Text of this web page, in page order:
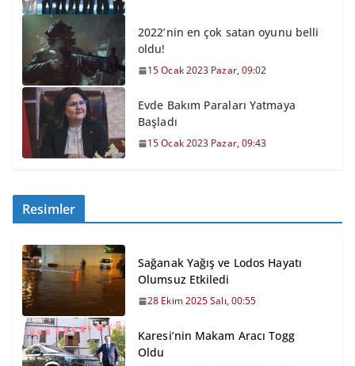
2022’nin en çok satan oyunu belli
oldu!
15 Ocak 2023 Pazar, 09:02
Evde Bakım Paraları Yatmaya
Başladı
15 Ocak 2023 Pazar, 09:43
Resimler
Sağanak Yağış ve Lodos Hayatı
Olumsuz Etkiledi
28 Ekim 2025 Salı, 00:55
Karesi’nin Makam Aracı Togg
Oldu